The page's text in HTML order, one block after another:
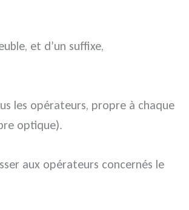
et d’un suffixe,
les opérateurs, propre à chaque
optique).
aux opérateurs concernés le